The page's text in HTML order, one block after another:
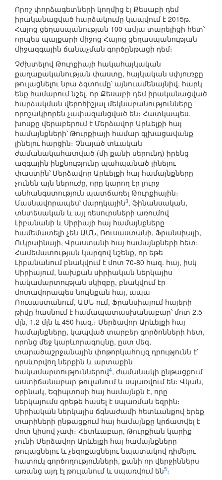
Որոշ փորձագետների կողմից էլ Քեսաբի դեմ
իրականացված հարձակումը կապվում է 2015թ.
Հայոց ցեղասպանության 100-ամյա տարելիցի հետ՝
որպես պայքարի միջոց Հայոց ցեղասպանության
միջազգային ճանաչման գործընթացի դեմ։
Չժխտելով Թուրքիայի հակահայկական
քաղաքականության փաստը, հայկական սփյուռքը
թուլացնելու նրա ձգտումը՝ այնուամենայնիվ, հարկ
ենք համարում նշել, որ Քեսաբի դեմ իրականացված
հարձակման վերոհիշյալ մեկնաբանությունները
որոշակիորեն չափազանցված են։ Հատկապես,
խոսքը վերաբերում է Մերձավոր Արևելքի հայ
համայնքների՝ Թուրքիայի համար գլխացավանք
լինելու հարցին։ Չնայած տևական
ժամանակահատված (մի քանի սերունդ) իրենց
ազգային ինքնությունը պահպանած լինելու
փաստին՝ Մերձավոր Արևելքի հայ համայնքները
չունեն այն ներուժը, որը կարող էր լուրջ
անհանգստություն պատճառել Թուրքիային։
Մասնավորապես՝ մարդկային3, ֆինանսական,
տնտեսական և այլ ռեսուրսների առումով
Լիբանանի և Սիրիայի հայ համայնքները
համեմատելի չեն ԱՄՆ, Ռուսաստանի, Ֆրանսիայի,
Ուկրաինայի, Վրաստանի հայ համայնքների հետ։
Համեմատության կարգով նշենք, որ եթե
Լիբանանում բնակվում է մոտ 70-80 հազ. հայ, իսկ
Սիրիայում, նախքան սիրիական ներկայիս
հակամարտության սկիզբը, բնակվում էր
մոտավորապես նույնքան հայ, ապա
Ռուսաստանում, ԱՄՆ-ում, Ֆրանսիայում հայերի
թիվը հասնում է համապատասխանաբար՝ մոտ 2.5
մլն, 1.2 մլն և 450 հազ.։ Մերձավոր Արևելքի հայ
համայնքները, կապված տարբեր գործոնների հետ,
որոնց մեջ կարևորագույնը, ըստ մեզ,
տարածաշրջանային փոթորկահույզ դրությունն է՝
դրսևորվող ներքին և արտաքին
հակամարտություններով4, ժամանակի ընթացքում
աստիճանաբար թուլանում և սպառվում են։ Վկան,
օրինակ, Եգիպտոսի հայ համայնքն է, որը
ներկայումս գրեթե հասել է սպառման եզրին։
Սիրիական ներկայիս ճգնաժամի հետևանքով երեք
տարիների ընթացքում հայ համայնքը կրճատվել է
մոտ կիսով չափ։ Հետևաբար, Թուրքիան կարիք
չունի Մերձավոր Արևելքի հայ համայնքները
թուլացնելու և չեզոքացնելու նպատակով դիմելու
հատուկ գործողությունների, քանի որ վերջիններս
առանց այդ էլ թուլանում և սպառվում են5։